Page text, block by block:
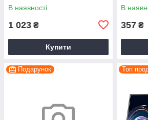
В наявності
1 023 ₴
Купити
В
357 ₴
Подарунок Топ